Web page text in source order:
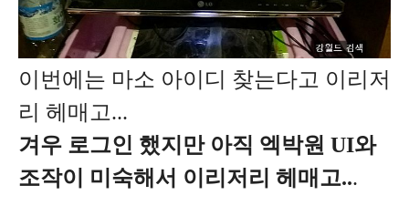
이번에는 마소 아이디 찾는다고 이리저
리 헤매고...
겨우 로그인 했지만 아직 엑박원 UI와
조작이 미숙해서 이리저리 헤매고...